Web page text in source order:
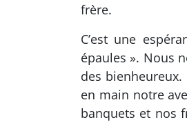
frère.
C’est une
épaules ». Nous
des
en main notre
banquets et nos